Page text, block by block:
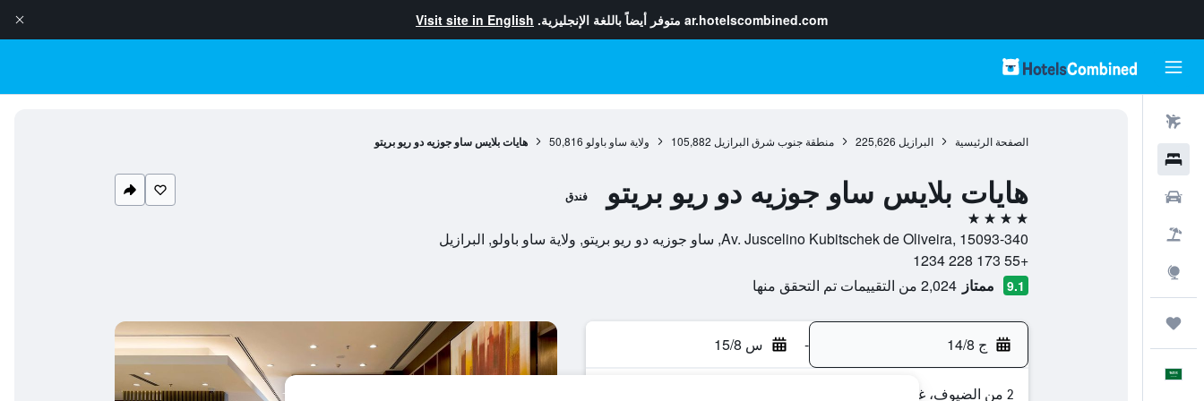
ar.hotelscombined.com متوفر أيضاً باللغة الإنجليزية. Visit site in English
الصفحة الرئيسية البرازيل 225,626 منطقة جنوب شرق البرازيل 105,882 ولاية ساو باولو 50,816 هايات بلايس ساو جوزيه دو ريو بريتو
هايات بلايس ساو جوزيه دو ريو بريتو فندق
4 نجوم
Av. Juscelino Kubitschek de Oliveira, 15093-340, ساو جوزيه دو ريو بريتو, ولاية ساو باولو, البرازيل
+55 173 228 1234
9.1 ممتاز 2,024 من التقييمات تم التحقق منها
ج 14/8 - س 15/8
2 من الضيوف، غرفة واحدة